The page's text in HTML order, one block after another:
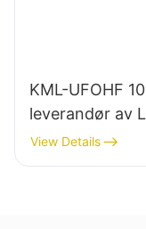
KML-UFOHF
leverandør av
høybaylys for
industrianlegg,
View Details